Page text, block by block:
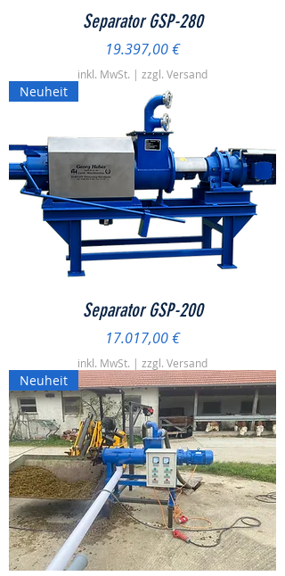
Separator GSP-280
Preis
19.397,00 €
inkl. MwSt. | zzgl. Versand
Neuheit
Separator GSP-200
Preis
17.017,00 €
inkl. MwSt. | zzgl. Versand
Neuheit